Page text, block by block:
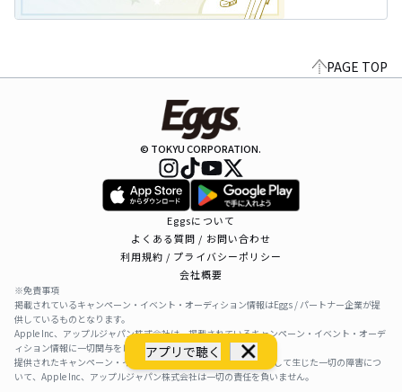
アプリで聴く
PAGE TOP
© TOKYU CORPORATION.
Eggsについて
よくある質問 / お問い合わせ
利用規約 / プライバシーポリシー
会社概要
※免責事項
掲載されているキャンペーン・イベント・オーディション情報はEggs / パートナー企業が提
供しているものとなります。
Apple Inc、アップルジャパン株式会社は、掲載されているキャンペーン・イベント・オーデ
ィション情報に一切関与をしておりません。
提供されたキャンペーン・イベント・オーディション情報を利用して生じた一切の障害につ
いて、Apple Inc、アップルジャパン株式会社は一切の責任を負いません。